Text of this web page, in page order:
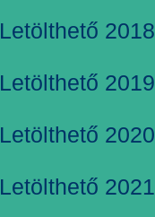
Letölthető
Letölthető
Letölthető
Letölthető